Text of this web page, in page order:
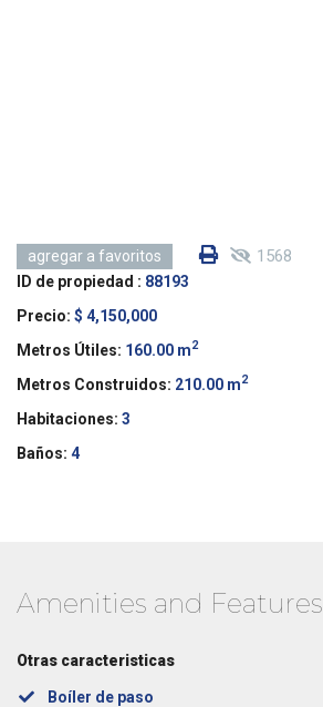
agregar a favoritos 1568
ID de propiedad : 88193
Precio: $ 4,150,000
Metros Útiles: 160.00 m2
Metros Construidos: 210.00 m2
Habitaciones: 3
Baños: 4
Amenities and Features
Otras caracteristicas
Boíler de paso